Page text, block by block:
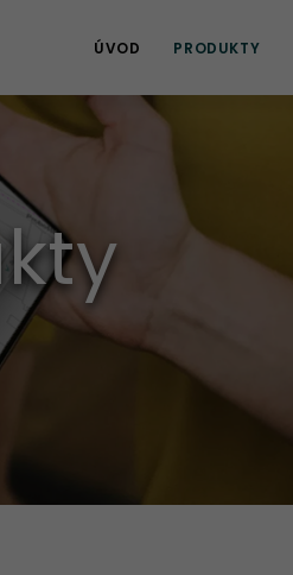
ÚVOD PRODUKTY